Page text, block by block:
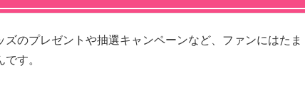
のプレゼントや抽選キャンペーンなど、ファンにはたま
す。